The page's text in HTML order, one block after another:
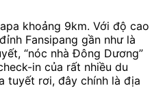
khoảng 9km. Với độ cao
Fansipang gần như là
“nóc nhà Đông Dương”
in của rất nhiều du
tuyết rơi, đây chính là địa